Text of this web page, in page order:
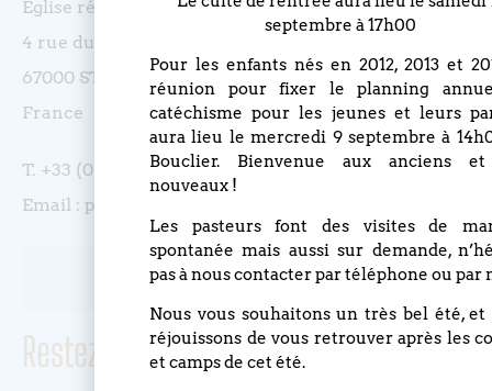
Eglise réformée du Bouclier
4 rue du Bouclier
67000 STRASBOURG
France
T. +33 (0)3 88 75 77 85
Email : paroisse.bouclier@orange.fr
Restez informé(e), abonnez-vous !
septembre à 17h00
Pour les enfants nés en 2012, 2013 et
réunion pour fixer le planning
catéchisme pour les jeunes et leurs
aura lieu le mercredi 9 septembre à
Bouclier. Bienvenue aux anciens
nouveaux !
Les pasteurs font des visites de
spontanée mais aussi sur demande,
pas à nous contacter par téléphone ou par
Nous vous souhaitons un très bel été, et
réjouissons de vous retrouver après les
et camps de cet été.